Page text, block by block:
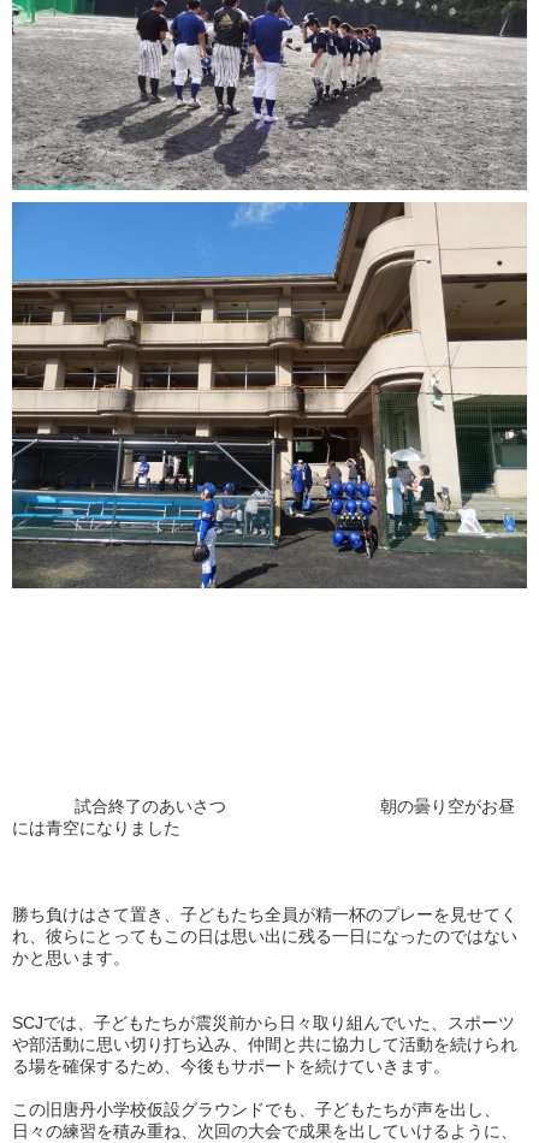
試合終了のあいさつ 朝の曇り空がお昼
には青空になりました
勝ち負けはさて置き、子どもたち全員が精一杯のプレーを見せてく
れ、彼らにとってもこの日は思い出に残る一日になったのではない
かと思います。
SCJでは、子どもたちが震災前から日々取り組んでいた、スポーツ
や部活動に思い切り打ち込み、仲間と共に協力して活動を続けられ
る場を確保するため、今後もサポートを続けていきます。
この旧唐丹小学校仮設グラウンドでも、子どもたちが声を出し、
日々の練習を積み重ね、次回の大会で成果を出していけるように、